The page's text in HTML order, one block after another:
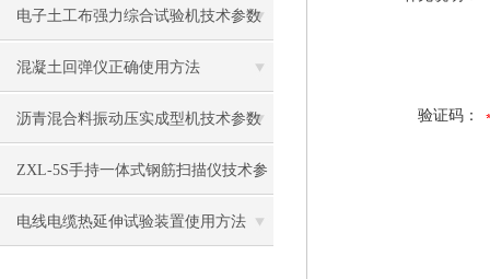
骤
电子土工布强力综合试验机技术参数
混凝土回弹仪正确使用方法
沥青混合料振动压实成型机技术参数
ZXL-5S手持一体式钢筋扫描仪技术参
数
电线电缆热延伸试验装置使用方法
验证码：